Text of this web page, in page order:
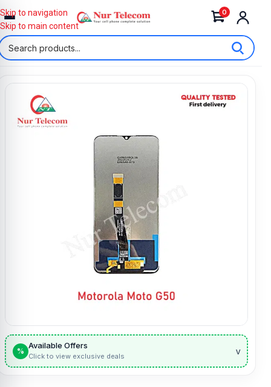
0
Skip to navigation
Skip to main content
%
Available Offers
Click to view exclusive deals v